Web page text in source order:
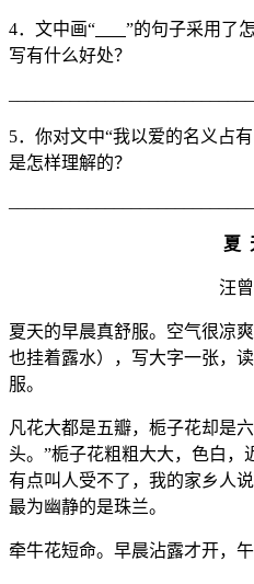
4．文中画“
”的句子采用了
写有什么好处？
5．你对文中“我以爱的名义占
是怎样理解的？
夏
汪
夏天的早晨真舒服。空气很凉
也挂着露水），写大字一张，
服。
凡花大都是五瓣，栀子花却是
头。”栀子花粗粗大大，色白，
有点叫人受不了，我的家乡人
最为幽静的是珠兰。
牵牛花短命。早晨沾露才开，午